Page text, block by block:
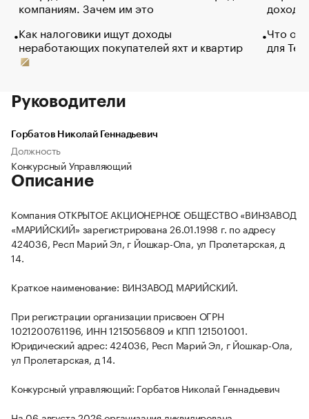
компаниям. Зачем им это
Как налоговики ищут доходы
неработающих покупателей яхт и квартир
Что
для
Руководители
Горбатов Николай Геннадьевич
Должность
Конкурсный Управляющий
Описание
Компания ОТКРЫТОЕ АКЦИОНЕРНОЕ ОБЩЕСТВО «ВИНЗАВОД
«МАРИЙСКИЙ» зарегистрирована 26.01.1998 г. по адресу
424036, Респ Марий Эл, г Йошкар-Ола, ул Пролетарская, д
14.
Краткое наименование: ВИНЗАВОД МАРИЙСКИЙ.
При регистрации организации присвоен ОГРН
1021200761196, ИНН 1215056809 и КПП 121501001.
Юридический адрес: 424036, Респ Марий Эл, г Йошкар-Ола,
ул Пролетарская, д 14.
Конкурсный управляющий: Горбатов Николай Геннадьевич